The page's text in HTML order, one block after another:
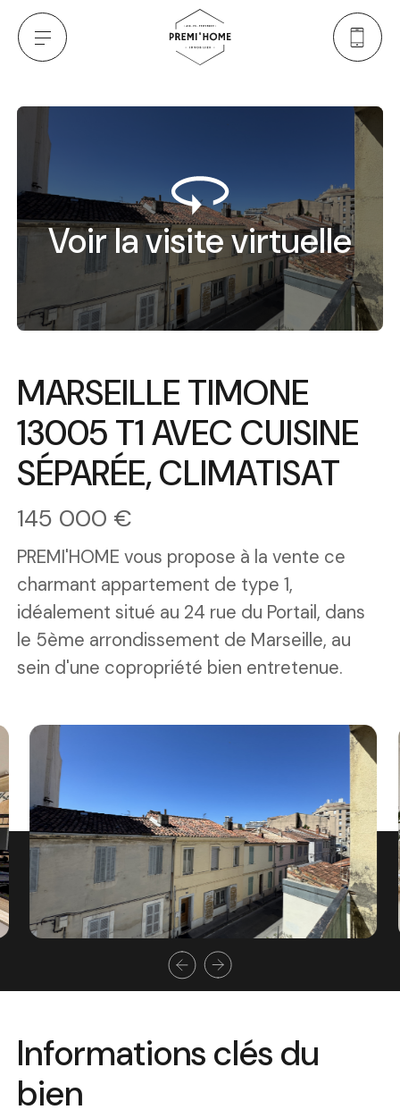
MARSEILLE TIMONE
13005 T1 AVEC CUISINE
SÉPARÉE, CLIMATISAT
145 000 €
PREMI'HOME vous propose à la vente ce
charmant appartement de type 1,
idéalement situé au 24 rue du Portail, dans
le 5ème arrondissement de Marseille, au
sein d'une copropriété bien entretenue.
Voir la visite virtuelle
Informations clés du
bien